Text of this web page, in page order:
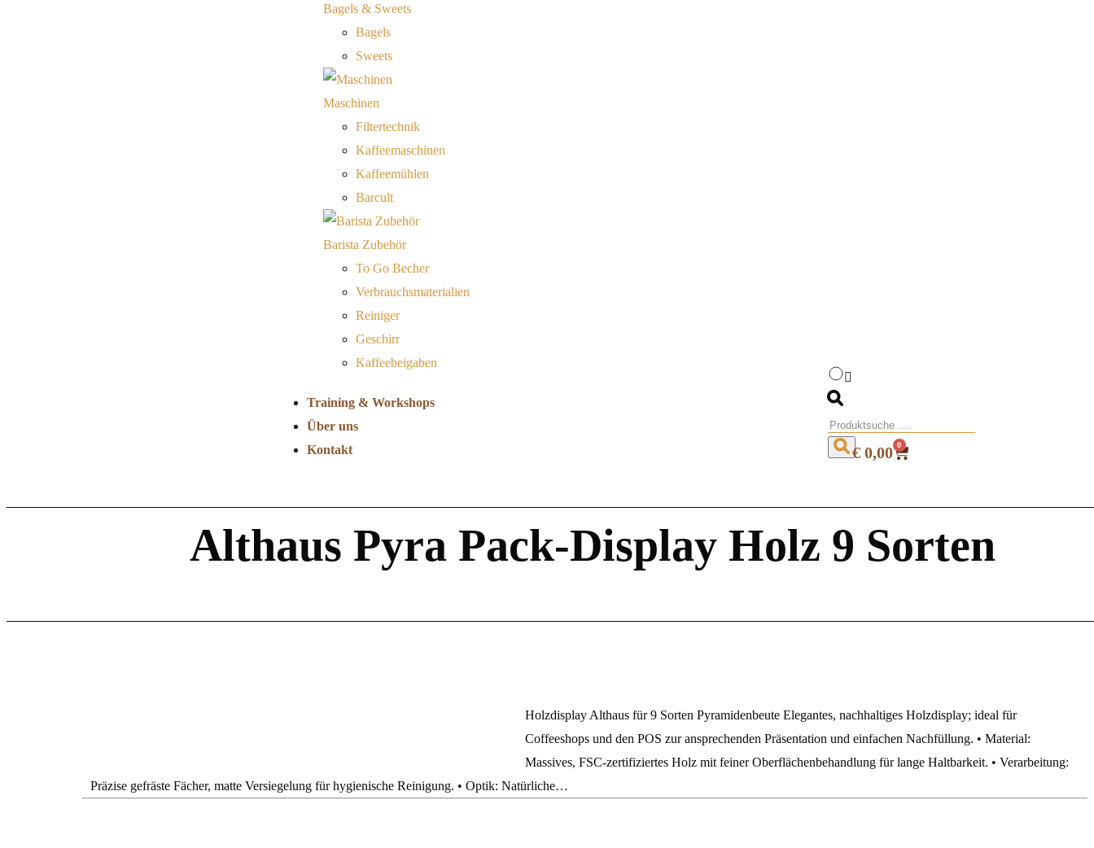
Bagels & Sweets
Bagels
Sweets
Maschinen
Filtertechnik
Kaffeemaschinen
Kaffeemühlen
Barcult
Barista Zubehör
To Go Becher
Verbrauchsmaterialien
Reiniger
Geschirr
Kaffeebeigaben
Training & Workshops
Über uns
Kontakt
€0,00 0
Althaus Pyra Pack-Display Holz 9 Sorten
Holzdisplay Althaus für 9 Sorten Pyramidenbeute Elegantes, nachhaltiges Holzdisplay; ideal für
Coffeeshops und den POS zur ansprechenden Präsentation und einfachen Nachfüllung. • Material:
Massives, FSC‑zertifiziertes Holz mit feiner Oberflächenbehandlung für lange Haltbarkeit. • Verarbeitung:
Präzise gefräste Fächer, matte Versiegelung für hygienische Reinigung. • Optik: Natürliche…